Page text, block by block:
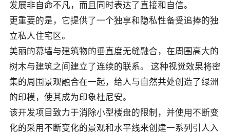
发展非自命不凡，而且同时表达了直接和自信。
更重要的是，它提供了一个独享和隐私性备受追捧的独
立私人住宅区。
美丽的幕墙与建筑物的垂直度无缝融合，在周围高大的
树木与建筑之间建立了连续的联系。 这种视觉效果将密
集的周围景观融合在一起，给人与自然共处创造了绿洲
的印模，使其成为印象杜尼安。
该开发项目致力于消除小型楼盘的限制，并使用不断变
化的采用不断变化的景观和水平线来创建一系列引人入